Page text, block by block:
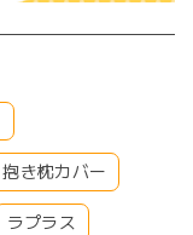
抱き枕カバー
ラプラス